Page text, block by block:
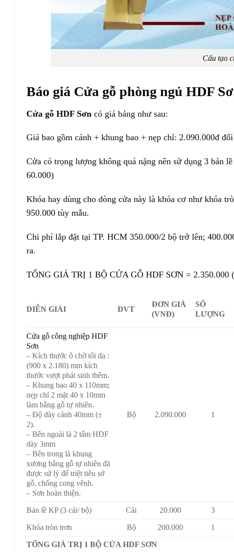
Cấu tạo
Báo giá Cửa gỗ phòng ngủ HDF
Cửa gỗ HDF Sơn có giá bảng như sau:
Giá bao gồm cánh + khung bao + nẹp chỉ: 2.090.000đ
Cửa có trọng lượng không quá nặng nên sử dụng 3 bản
60.000)
Khóa hay dùng cho dòng cửa này là khóa cơ như khóa
950.000 tùy mẫu.
Chi phí lắp đặt tại TP. HCM 350.000/2 bộ trở lên;
ra.
TỔNG GIÁ TRỊ 1 BỘ CỬA GỖ HDF SƠN = 2.350.000
DIỄN GIẢI ĐVT
ĐƠN GIÁ
(VNĐ)
SỐ
LƯỢNG
Cửa gỗ công nghiệp HDF
Sơn
– Kích thước ô chờ tối đa :
(900 x 2.180) mm kích
thước vượt phát sinh thêm.
– Khung bao 40 x 110mm;
nẹp chỉ 2 mặt 40 x 10mm
làm bằng gỗ tự nhiên.
– Độ dày cánh 40mm (±
2).
– Bên ngoài là 2 tấm HDF
dày 3mm
– Bên trong là khung
xương bằng gỗ tự nhiên đã
được sử lý để triệt tiêu sớ
gỗ, chống cong vênh.
– Sơn hoàn thiện.
Bộ 2.090.000 1
Bản lề KP (3 cái/ bộ) Cái 20.000 3
Khóa tròn trơn Bộ 200.000 1
TỔNG GIÁ TRỊ 1 BỘ CỬA HDF SƠN